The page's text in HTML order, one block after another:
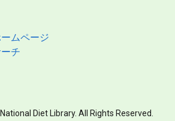
ムページ
チ
Diet Library. All Rights Reserved.